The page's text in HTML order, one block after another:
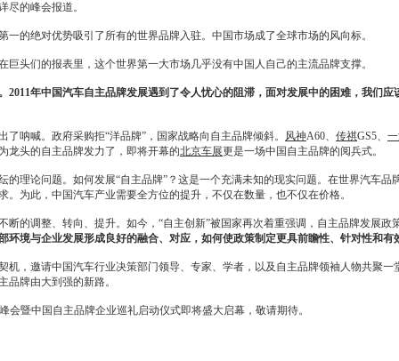
尽的峰会报道。
绝对优势吸引了所有的世界品牌入驻。中国市场成了全球市场的风向标。
们的报表里，这个世界第一大市场几乎没有中国人自己的主流品牌支撑。
2011年中国汽车自主品牌发展遇到了令人忧心的阻滞，面对发展中的困难，我们
喊。政府采购拒“洋品牌”，国家战略向自主品牌倾斜。 风神A60、 传祺GS5、
龙头的自主品牌发力了，即将开幕的北京车展更是一场中国自主品牌的阅兵式。
的理论问题。如何发展“自主品牌”？这是一个充满未知的现实问题。在世界汽车
为此，中国汽车产业需要全方位的提升，不仅在数量，也不仅在价格。
调整、转向、提升。如今，“自主创新”被国家再次着重强调，自主品牌发展政
环境与企业发展形成良好的融合、对应，如何使政策制定更具前瞻性、针对性和有
邀请中国汽车行业决策部门领导、专家、学者，以及自主品牌领袖人物共聚一
品牌由大到强的新路。
暨中国自主品牌企业巡礼启动仪式即将盛大启幕，敬请期待。